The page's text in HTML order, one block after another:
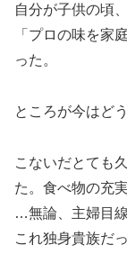
自分が子供の頃
「プロの味を家
った。
ところが今はど
こないだとても
た。食べ物の充実
…無論、主婦目
これ独身貴族だ